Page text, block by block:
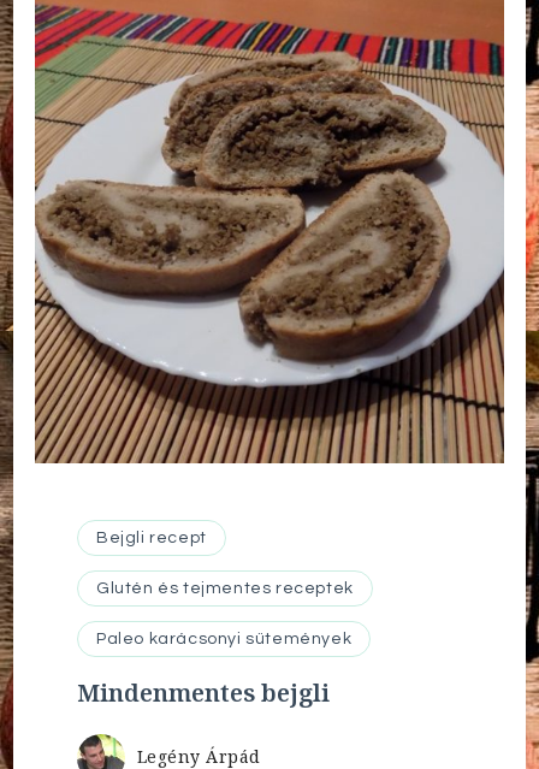
Bejgli recept
Glutén és tejmentes receptek
Paleo karácsonyi sütemények
Mindenmentes bejgli
Legény Árpád